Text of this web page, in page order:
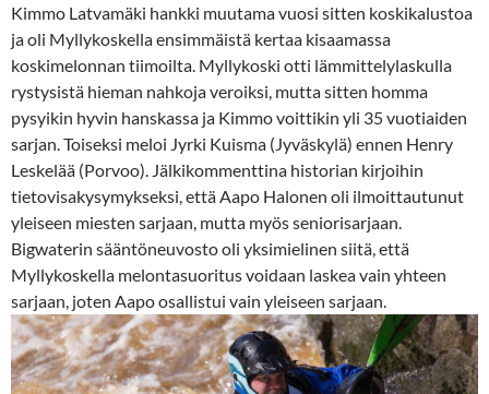
Kimmo Latvamäki hankki muutama vuosi sitten koskikalustoa
ja oli Myllykoskella ensimmäistä kertaa kisaamassa
koskimelonnan tiimoilta. Myllykoski otti lämmittelylaskulla
rystysistä hieman nahkoja veroiksi, mutta sitten homma
pysyikin hyvin hanskassa ja Kimmo voittikin yli 35 vuotiaiden
sarjan. Toiseksi meloi Jyrki Kuisma (Jyväskylä) ennen Henry
Leskelää (Porvoo). Jälkikommenttina historian kirjoihin
tietovisakysymykseksi, että Aapo Halonen oli ilmoittautunut
yleiseen miesten sarjaan, mutta myös seniorisarjaan.
Bigwaterin sääntöneuvosto oli yksimielinen siitä, että
Myllykoskella melontasuoritus voidaan laskea vain yhteen
sarjaan, joten Aapo osallistui vain yleiseen sarjaan.